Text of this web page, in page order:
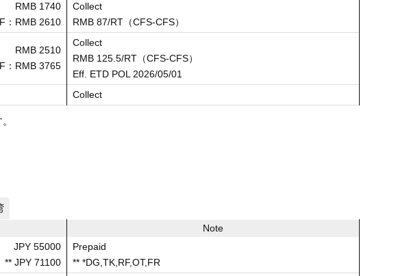
RMB 1740
：RMB 2610
Collect
RMB 87/RT（CFS-CFS）
RMB 2510
：RMB 3765
Collect
RMB 125.5/RT（CFS-CFS）
Eff. ETD POL 2026/05/01
Collect
Note
JPY 55000
** JPY 71100
Prepaid
** *DG,TK,RF,OT,FR